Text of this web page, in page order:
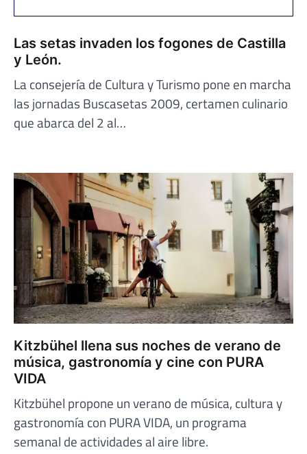
Las setas invaden los fogones de Castilla
y León.
La consejería de Cultura y Turismo pone en marcha
las jornadas Buscasetas 2009, certamen culinario
que abarca del 2 al…
Kitzbühel llena sus noches de verano de
música, gastronomía y cine con PURA
VIDA
Kitzbühel propone un verano de música, cultura y
gastronomía con PURA VIDA, un programa
semanal de actividades al aire libre.